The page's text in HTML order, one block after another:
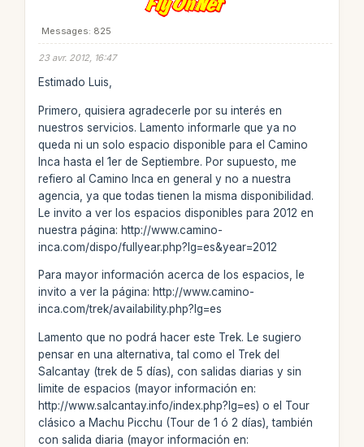
Messages: 825
23 avr. 2012, 16:47
Estimado Luis,
Primero, quisiera agradecerle por su interés en
nuestros servicios. Lamento informarle que ya no
queda ni un solo espacio disponible para el Camino
Inca hasta el 1er de Septiembre. Por supuesto, me
refiero al Camino Inca en general y no a nuestra
agencia, ya que todas tienen la misma disponibilidad.
Le invito a ver los espacios disponibles para 2012 en
nuestra página: http://www.camino-
inca.com/dispo/fullyear.php?lg=es&year=2012
Para mayor información acerca de los espacios, le
invito a ver la página: http://www.camino-
inca.com/trek/availability.php?lg=es
Lamento que no podrá hacer este Trek. Le sugiero
pensar en una alternativa, tal como el Trek del
Salcantay (trek de 5 días), con salidas diarias y sin
limite de espacios (mayor información en:
http://www.salcantay.info/index.php?lg=es) o el Tour
clásico a Machu Picchu (Tour de 1 ó 2 días), también
con salida diaria (mayor información en: